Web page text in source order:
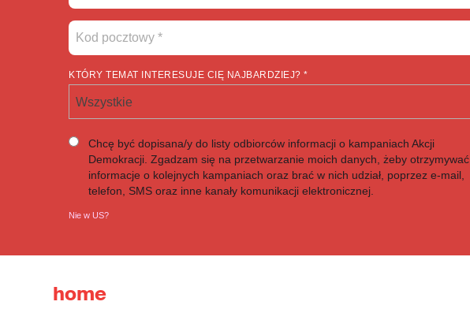
KTÓRY TEMAT INTERESUJE CIĘ NAJBARDZIEJ? *
Wszystkie
Chcę być dopisana/y do listy odbiorców informacji o kampaniach Akcji
Demokracji. Zgadzam się na przetwarzanie moich danych, żeby otrzymywać
informacje o kolejnych kampaniach oraz brać w nich udział, poprzez e-mail,
telefon, SMS oraz inne kanały komunikacji elektronicznej.
Nie wUS?
home